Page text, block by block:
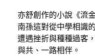
亦舒創作的小說《流
南孫這對從中學相識
遭遇挫折與種種過客
與共、一路相伴。